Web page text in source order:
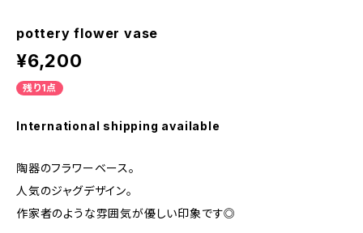
pottery flower vase
¥6,200
残り1点
International shipping available
陶器のフラワーベース。
人気のジャグデザイン。
作家者のような雰囲気が優しい印象です◎